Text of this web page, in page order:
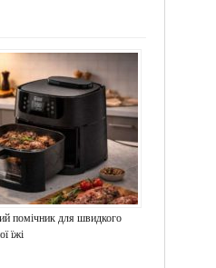
помічник для швидкого
їжі